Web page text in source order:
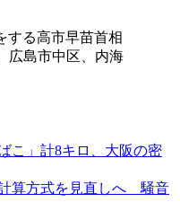
こ」計8キロ、大阪の密
算方式を見直しへ 騒音